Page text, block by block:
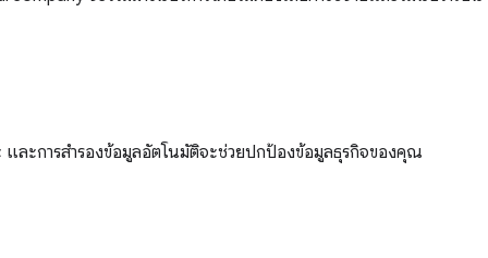
ละการสำรองข้อมูลอัตโนมัติจะช่วยปกป้องข้อมูลธุรกิจของคุณ